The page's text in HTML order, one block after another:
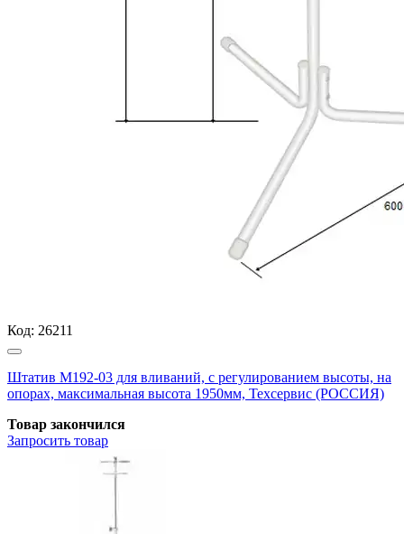
Код: 26211
Штатив М192-03 для вливаний, с регулированием высоты, на
опорах, максимальная высота 1950мм, Техсервис (РОССИЯ)
Товар закончился
Запросить товар